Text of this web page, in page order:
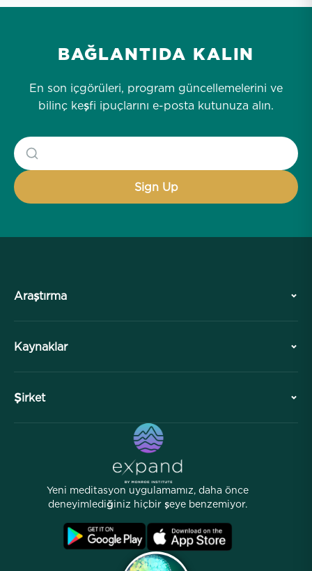
BAĞLANTIDA KALIN
En son içgörüleri, program güncellemelerini ve
bilinç keşfi ipuçlarını e-posta kutunuza alın.
Araştırma
Genel Bakış
Profesyonel Bölüm
Makaleler
Kaynaklar
Ücretsiz Meditasyonlar
Ortaklık Programı
Şirket
Lokasyonlar
Yeni meditasyon uygulamamız, daha önce
deneyimlediğiniz hiçbir şeye benzemiyor.